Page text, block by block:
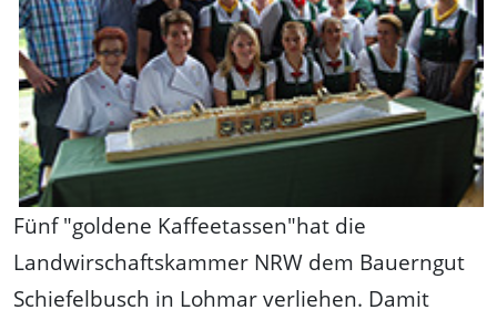
Fünf "goldene Kaffeetassen"hat die
Landwirschaftskammer NRW dem Bauerngut
Schiefelbusch in Lohmar verliehen. Damit